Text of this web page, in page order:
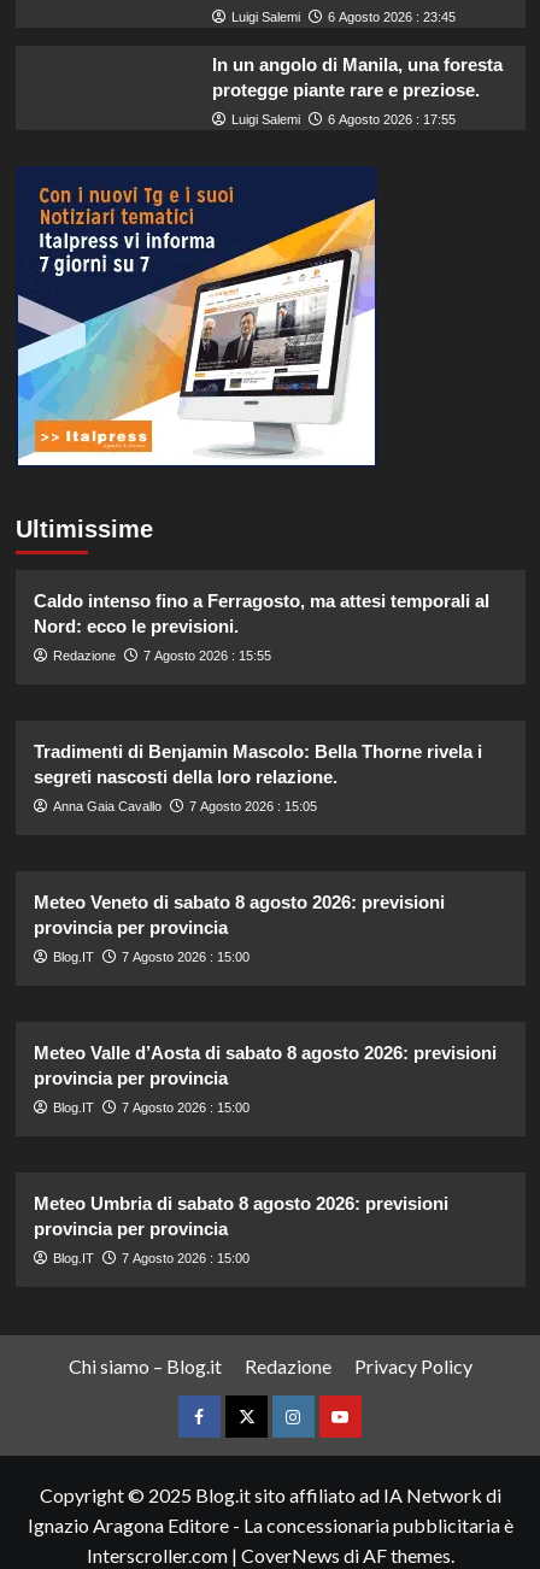
Luigi Salemi 6 Agosto 2026 : 23:45
In un angolo di Manila, una foresta
protegge piante rare e preziose.
Luigi Salemi 6 Agosto 2026 : 17:55
Ultimissime
Caldo intenso fino a Ferragosto, ma attesi temporali al
Nord: ecco le previsioni.
Redazione 7 Agosto 2026 : 15:55
Tradimenti di Benjamin Mascolo: Bella Thorne rivela i
segreti nascosti della loro relazione.
Anna Gaia Cavallo 7 Agosto 2026 : 15:05
Meteo Veneto di sabato 8 agosto 2026: previsioni
provincia per provincia
Blog.IT 7 Agosto 2026 : 15:00
Meteo Valle d’Aosta di sabato 8 agosto 2026: previsioni
provincia per provincia
Blog.IT 7 Agosto 2026 : 15:00
Meteo Umbria di sabato 8 agosto 2026: previsioni
provincia per provincia
Blog.IT 7 Agosto 2026 : 15:00
Chi siamo – Blog.it Redazione Privacy Policy
FacebookTwitterInstagramYouTube
Copyright © 2025 Blog.it sito affiliato ad IA Network di
Ignazio Aragona Editore - La concessionaria pubblicitaria è
Interscroller.com | CoverNews di AF themes.